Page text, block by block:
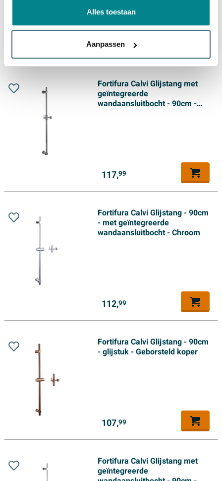
Alles toestaan
Aanpassen
117,99
Fortifura Calvi Glijstang met
geïntegreerde
wandaansluitbocht - 90cm -
117,99
Fortifura Calvi Glijstang - 90cm
- met geïntegreerde
wandaansluitbocht - Chroom
112,99
Fortifura Calvi Glijstang - 90cm
- glijstuk - Geborsteld koper
107,99
Fortifura Calvi Glijstang met
geïntegreerde